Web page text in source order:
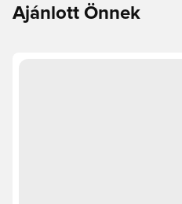
Ajánlott Önnek